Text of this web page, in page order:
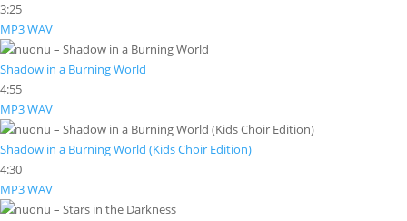
3:25
MP3WAV
Shadow in a Burning World
4:55
MP3WAV
Shadow in a Burning World (Kids Choir Edition)
4:30
MP3WAV